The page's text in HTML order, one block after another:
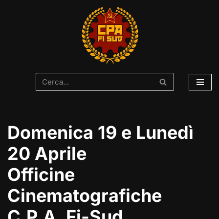
Domenica 19 e Lunedì
20 Aprile
Officine
Cinematografiche